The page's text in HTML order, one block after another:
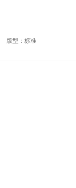
版型：标准